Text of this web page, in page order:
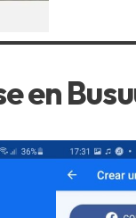
en